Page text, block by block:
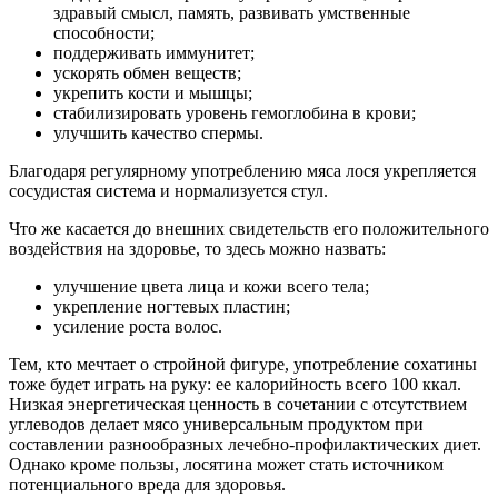
здравый смысл, память, развивать умственные
способности;
поддерживать иммунитет;
ускорять обмен веществ;
укрепить кости и мышцы;
стабилизировать уровень гемоглобина в крови;
улучшить качество спермы.
Благодаря регулярному употреблению мяса лося укрепляется
сосудистая система и нормализуется стул.
Что же касается до внешних свидетельств его положительного
воздействия на здоровье, то здесь можно назвать:
улучшение цвета лица и кожи всего тела;
укрепление ногтевых пластин;
усиление роста волос.
Тем, кто мечтает о стройной фигуре, употребление сохатины
тоже будет играть на руку: ее калорийность всего 100 ккал.
Низкая энергетическая ценность в сочетании с отсутствием
углеводов делает мясо универсальным продуктом при
составлении разнообразных лечебно-профилактических диет.
Однако кроме пользы, лосятина может стать источником
потенциального вреда для здоровья.